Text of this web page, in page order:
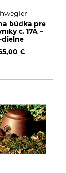
búdka pre
č. 17A –
dielne
€